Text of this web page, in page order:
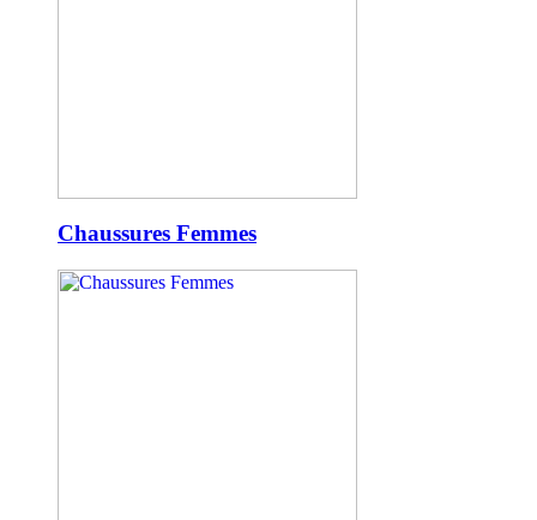
Chaussures Femmes